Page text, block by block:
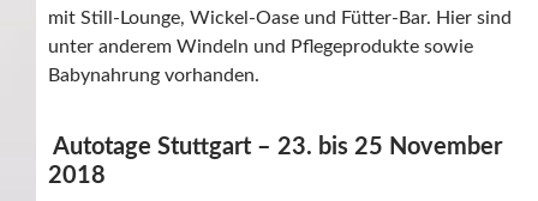
mit Still-Lounge, Wickel-Oase und Fütter-Bar. Hier sind
unter anderem Windeln und Pflegeprodukte sowie
Babynahrung vorhanden.
Autotage Stuttgart – 23. bis 25 November
2018